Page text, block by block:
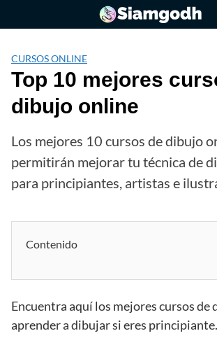
CURSOS ONLINE
Top 10 mejores
dibujo online
Los mejores 10 cursos de dibujo
permitirán mejorar tu técnica de
para principiantes, artistas e
Contenido
Encuentra aquí los mejores cursos de
aprender a dibujar si eres principiante.